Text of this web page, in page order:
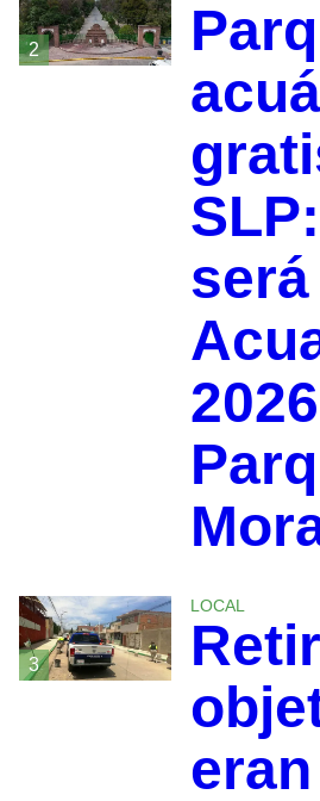
2
será
3
LOCAL
eran